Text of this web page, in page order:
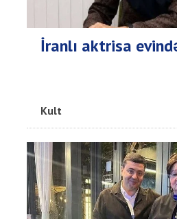
İranlı aktrisa
Kult